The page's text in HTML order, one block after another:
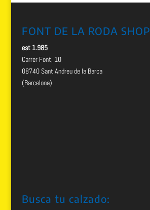
FONT DE LA RODA SHOP
est 1.985
Carrer Font, 10
08740 Sant Andreu de la Barca
(Barcelona)
Busca tu calzado: